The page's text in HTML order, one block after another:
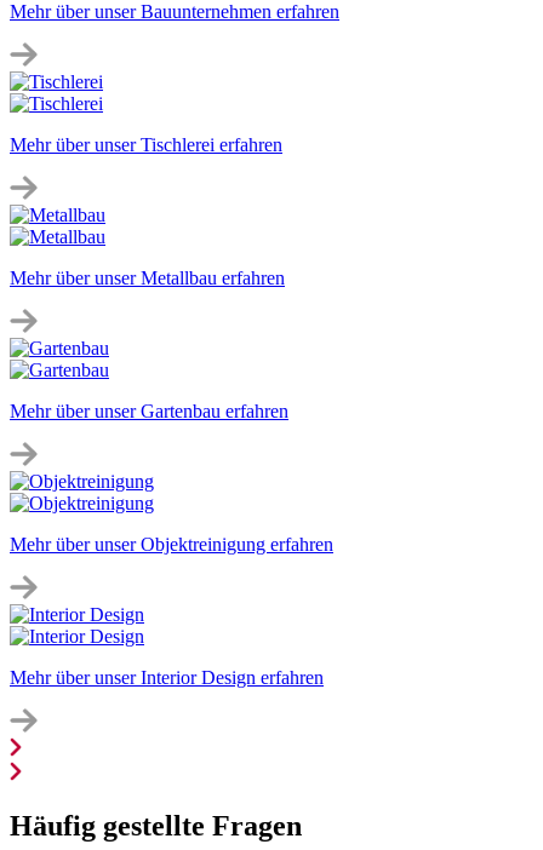
Mehr über unser Bauunternehmen erfahren
Mehr über unser Tischlerei erfahren
Mehr über unser Metallbau erfahren
Mehr über unser Gartenbau erfahren
Mehr über unser Objektreinigung erfahren
Mehr über unser Interior Design erfahren
Häufig gestellte Fragen